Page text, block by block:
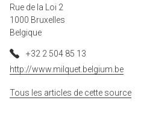
Rue de la Loi 2
1000 Bruxelles
Belgique
+32 2 504 85 13
http://www.milquet.belgium.be
Tous les articles de cette source